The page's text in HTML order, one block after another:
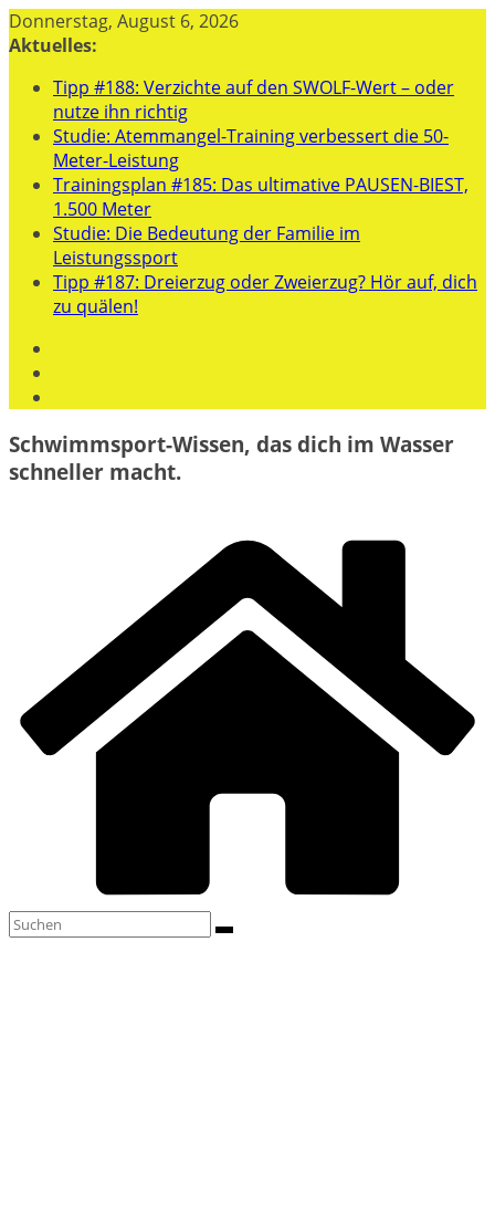
Zum
Inhalt
Donnerstag, August 6, 2026
Aktuelles:
Tipp #188: Verzichte auf den SWOLF-Wert – oder
nutze ihn richtig
Studie: Atemmangel-Training verbessert die 50-
Meter-Leistung
Trainingsplan #185: Das ultimative PAUSEN-BIEST,
1.500 Meter
Studie: Die Bedeutung der Familie im
Leistungssport
Tipp #187: Dreierzug oder Zweierzug? Hör auf, dich
zu quälen!
Schwimmsport-Wissen, das dich im Wasser
schneller macht.